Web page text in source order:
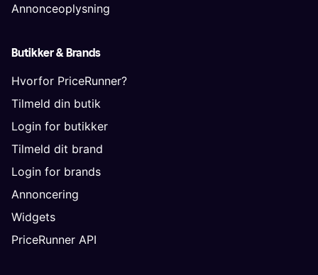
Annonceoplysning
Butikker & Brands
Hvorfor PriceRunner?
Tilmeld din butik
Login for butikker
Tilmeld dit brand
Login for brands
Annoncering
Widgets
PriceRunner API